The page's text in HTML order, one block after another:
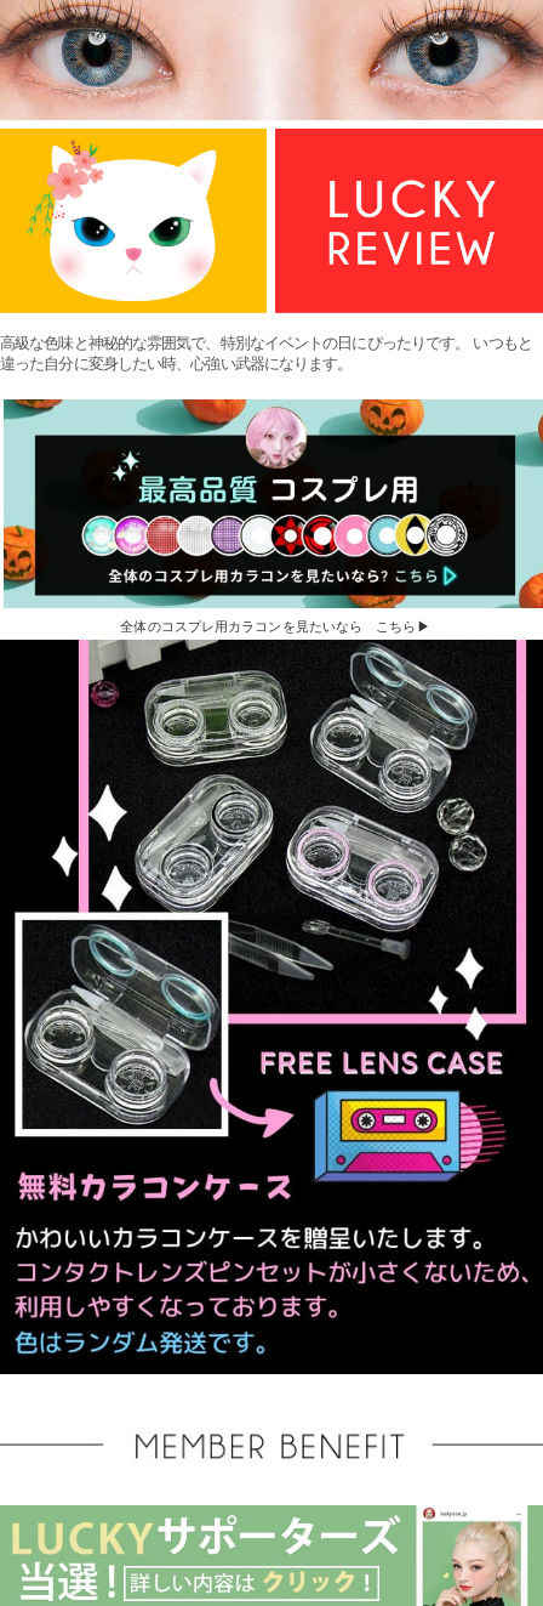
高級な色味と神秘的な雰囲気で、特別なイベントの日にぴったりです。 いつもと
違った自分に変身したい時、心強い武器になります。
全体のコスプレ用カラコンを見たいなら こちら▶